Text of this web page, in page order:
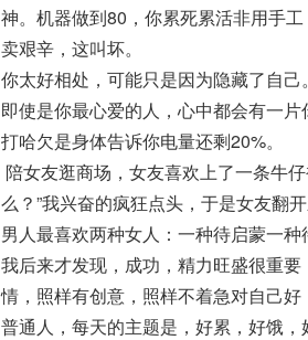
神。机器做到80，你累死累活非用手
卖艰辛，这叫坏。
你太好相处，可能只是因为隐藏了自己。
即使是你最心爱的人，心中都会有一片
打哈欠是身体告诉你电量还剩20%。
陪女友逛商场，女友喜欢上了一条牛
么？”我兴奋的疯狂点头，于是女友翻
男人最喜欢两种女人：一种待启蒙一种
我后来才发现，成功，精力旺盛很重
情，照样有创意，照样不着急对自己
普通人，每天的主题是，好累，好饿，